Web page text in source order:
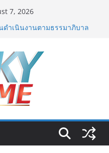
7, 2026
ดำเนินงานตามธรรมาภิบาล
ส่งท้ายรายการ คอนติเนนทัล
Travel ดึงเอเย่นต์กว่า
งเที่ยว Corporate ยกระดับ
ายทางคุณภาพ
ษ์สายการบิน TransNusa
กรุงเทพฯ เสริม Air
วคุณภาพจากอินโดนีเซีย เริ่ม
ทพสิริโรจน์ ยกระดับ